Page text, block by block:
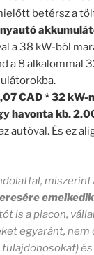
betérsz a
a 38 kW-ból
a 8 alkalommal
CAD * 32 kW-
havonta kb.
autóval. És ez
miszerint
emelkedik
is a piacon,
egyaránt, nem